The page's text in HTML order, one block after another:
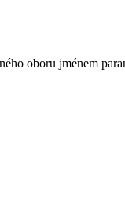
oboru jménem